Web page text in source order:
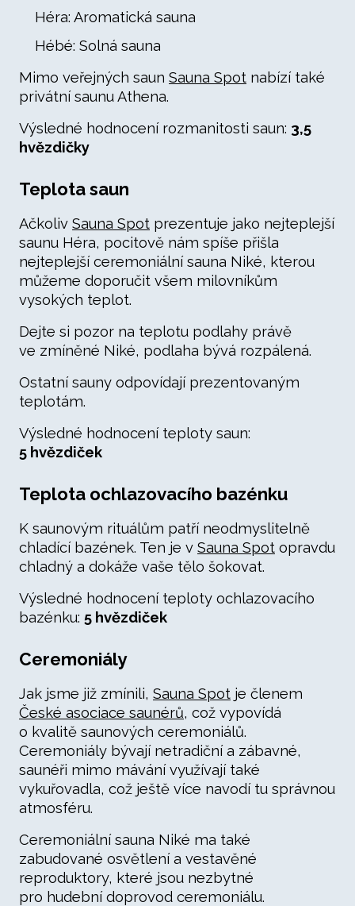
Héra: Aromatická sauna
Hébé: Solná sauna
Mimo veřejných saun Sauna Spot nabízí také
privátní saunu Athena.
Výsledné hodnocení rozmanitosti saun: 3,5
hvězdičky
Teplota saun
Ačkoliv Sauna Spot prezentuje jako nejteplejší
saunu Héra, pocitově nám spíše přišla
nejteplejší ceremoniální sauna Niké, kterou
můžeme doporučit všem milovníkům
vysokých teplot.
Dejte si pozor na teplotu podlahy právě
ve zmíněné Niké, podlaha bývá rozpálená.
Ostatní sauny odpovídají prezentovaným
teplotám.
Výsledné hodnocení teploty saun:
5 hvězdiček
Teplota ochlazovacího bazénku
K saunovým rituálům patří neodmyslitelně
chladící bazének. Ten je v Sauna Spot opravdu
chladný a dokáže vaše tělo šokovat.
Výsledné hodnocení teploty ochlazovacího
bazénku: 5 hvězdiček
Ceremoniály
Jak jsme již zmínili, Sauna Spot je členem
České asociace saunérů, což vypovídá
o kvalitě saunových ceremoniálů.
Ceremoniály bývají netradiční a zábavné,
saunéři mimo mávání využívají také
vykuřovadla, což ještě více navodí tu správnou
atmosféru.
Ceremoniální sauna Niké ma také
zabudované osvětlení a vestavěné
reproduktory, které jsou nezbytné
pro hudební doprovod ceremoniálu.